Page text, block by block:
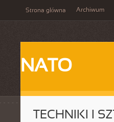
Strona główna Archiwum
NATO
TECHNIKI I